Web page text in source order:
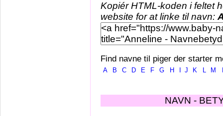
Kopiér HTML-koden i feltet
website for at linke til navn:
Find navne til piger der starter
A B C D E F G H J K L M
NAVN -